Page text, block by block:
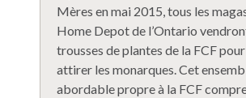
Mères en mai 2015, tous les
Home Depot de l’Ontario
trousses de plantes de la FCF pour
attirer les monarques. Cet
abordable propre à la FCF